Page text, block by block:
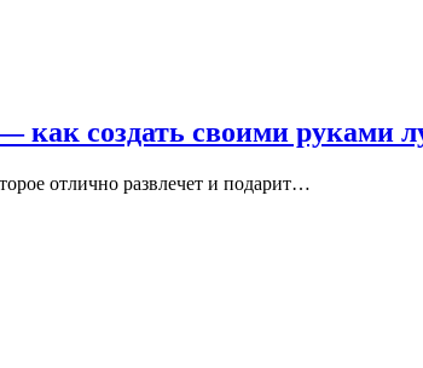
как создать своими руками
отлично развлечет и подарит…